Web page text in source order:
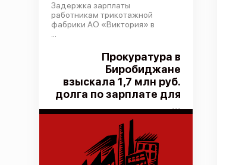
Задержка зарплаты
работникам трикотажной
фабрики АО «Виктория» в
Прокуратура в
Биробиджане
взыскала 1,7 млн руб.
долга по зарплате для
...